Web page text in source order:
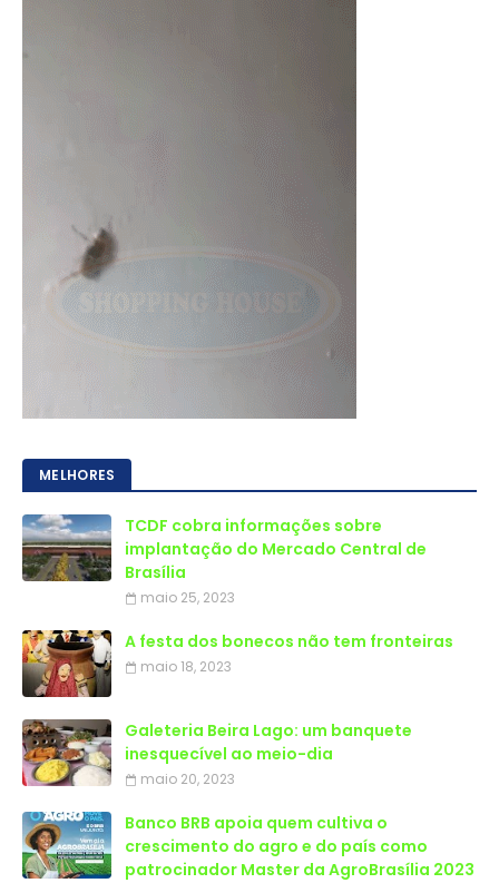
MELHORES
TCDF cobra informações sobre
implantação do Mercado Central de
Brasília
maio 25, 2023
A festa dos bonecos não tem fronteiras
maio 18, 2023
Galeteria Beira Lago: um banquete
inesquecível ao meio-dia
maio 20, 2023
Banco BRB apoia quem cultiva o
crescimento do agro e do país como
patrocinador Master da AgroBrasília 2023